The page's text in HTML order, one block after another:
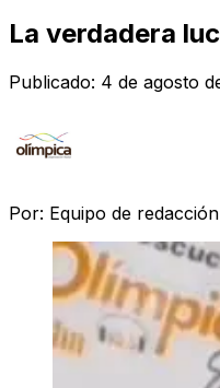
La verdadera
Publicado: 4 de agosto
Por: Equipo de redacción